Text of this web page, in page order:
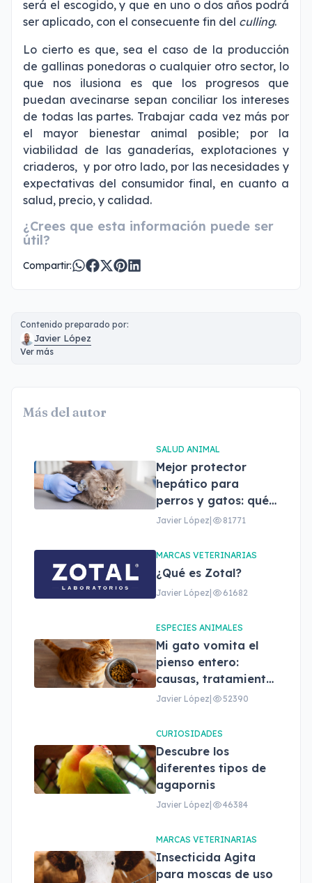
será el escogido, y que en uno o dos años podrá
ser aplicado, con el consecuente fin del culling.
Lo cierto es que, sea el caso de la producción
de gallinas ponedoras o cualquier otro sector, lo
que nos ilusiona es que los progresos que
puedan avecinarse sepan conciliar los intereses
de todas las partes. Trabajar cada vez más por
el mayor bienestar animal posible; por la
viabilidad de las ganaderías, explotaciones y
criaderos, y por otro lado, por las necesidades y
expectativas del consumidor final, en cuanto a
salud, precio, y calidad.
¿Crees que esta información puede ser
útil?
Compartir:
Contenido preparado por:
Javier López
Ver más
Más del autor
SALUD ANIMAL
Mejor protector
hepático para
perros y gatos: qué
son, beneficios y
adecuado
Javier López 81771
MARCAS VETERINARIAS
¿Qué es Zotal?
Javier López 61682
ESPECIES ANIMALES
Mi gato vomita el
pienso entero:
causas, tratamiento
y cuándo
Javier López 52390
CURIOSIDADES
Descubre los
diferentes tipos de
agapornis
Javier López 46384
MARCAS VETERINARIAS
Insecticida Agita
para moscas de uso